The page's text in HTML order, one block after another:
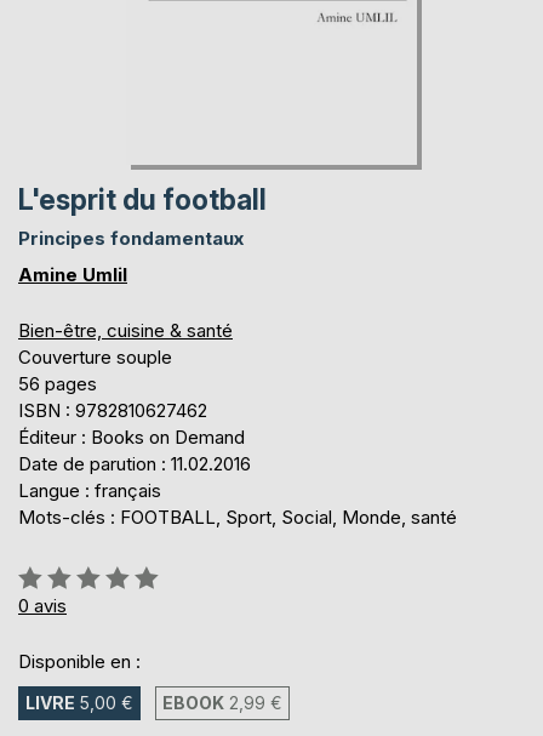
L'esprit du football
Principes fondamentaux
Amine Umlil
Bien-être, cuisine & santé
Couverture souple
56 pages
ISBN : 9782810627462
Éditeur : Books on Demand
Date de parution : 11.02.2016
Langue : français
Mots-clés : FOOTBALL, Sport, Social, Monde, santé
Évaluation:
0%
0 avis
Disponible en :
LIVRE 5,00 € EBOOK 2,99 €